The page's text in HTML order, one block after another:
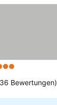
Bewertungen)